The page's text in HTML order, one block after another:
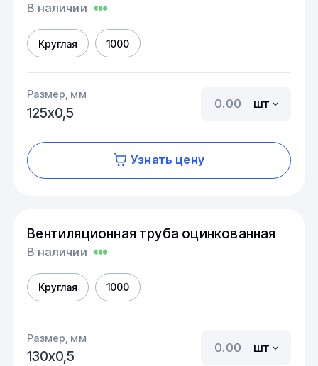
В наличии
Круглая 1000
Размер, мм
125х0,5
шт
Узнать цену
Вентиляционная труба оцинкованная
В наличии
Круглая 1000
Размер, мм
130х0,5
шт